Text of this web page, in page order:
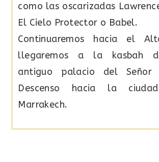
como las oscarizadas
El Cielo Protector o Babel.
Continuaremos hacia el
llegaremos a la kasbah
antiguo palacio del Señor
Descenso hacia la
Marrakech.